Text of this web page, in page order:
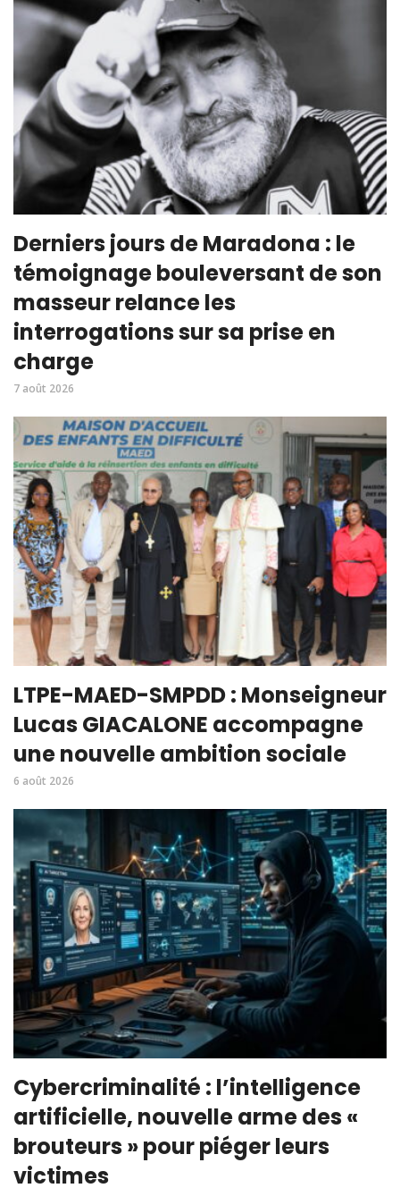
Derniers jours de Maradona : le
témoignage bouleversant de son
masseur relance les
interrogations sur sa prise en
charge
7 août 2026
LTPE-MAED-SMPDD : Monseigneur
Lucas GIACALONE accompagne
une nouvelle ambition sociale
6 août 2026
Cybercriminalité : l’intelligence
artificielle, nouvelle arme des «
brouteurs » pour piéger leurs
victimes